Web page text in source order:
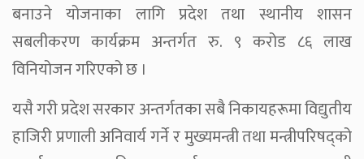
बनाउने योजनाका लागि प्रदेश तथा स्थानीय शासन
सबलीकरण कार्यक्रम अन्तर्गत रु. ९ करोड ८६ लाख
विनियोजन गरिएको छ ।
यसै गरी प्रदेश सरकार अन्तर्गतका सबै निकायहरूमा विद्युतीय
हाजिरी प्रणाली अनिवार्य गर्ने र मुख्यमन्त्री तथा मन्त्रीपरिषद्को